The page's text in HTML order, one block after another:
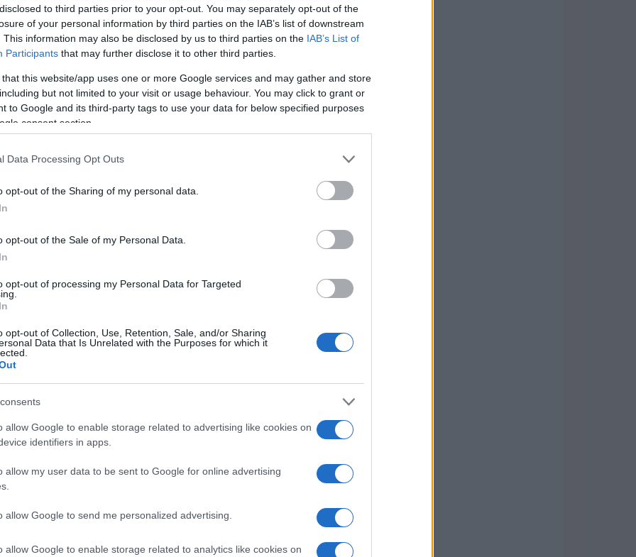
to third parties prior to your opt-out. You may separately opt-out of the
of your personal information by third parties on the IAB’s list of downstream
This information may also be disclosed by us to third parties on the IAB’s List of
Participants that may further disclose it to other third parties.
that this website/app uses one or more Google services and may gather and store
but not limited to your visit or usage behaviour. You may click to grant or
to Google and its third-party tags to use your data for below specified purposes
consent section.
Data Processing Opt Outs
opt-out of the Sharing of my personal data.
opt-out of the Sale of my Personal Data.
opt-out of processing my Personal Data for Targeted
opt-out of Collection, Use, Retention, Sale, and/or Sharing
Data that Is Unrelated with the Purposes for which it
allow Google to enable storage related to advertising like cookies on
identifiers in apps.
allow my user data to be sent to Google for online advertising
allow Google to send me personalized advertising.
allow Google to enable storage related to analytics like cookies on
per la loro straordinaria capacità di
un caso, perché grazie a norme rigorose, i
e tecnologie innovative per
queste creme raggiungono un SPF 50 e una
offrono una difesa potentissima. Immagina
dal sole, ma nutre anche la tua pelle con
ragazzi! Sei curiosa di sapere come possono